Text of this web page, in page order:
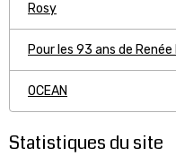
Rosy
Pour les 93 ans de Renée
OCEAN
Statistiques du site